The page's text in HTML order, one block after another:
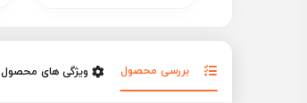
بررسی محصول ویژگی های محصول